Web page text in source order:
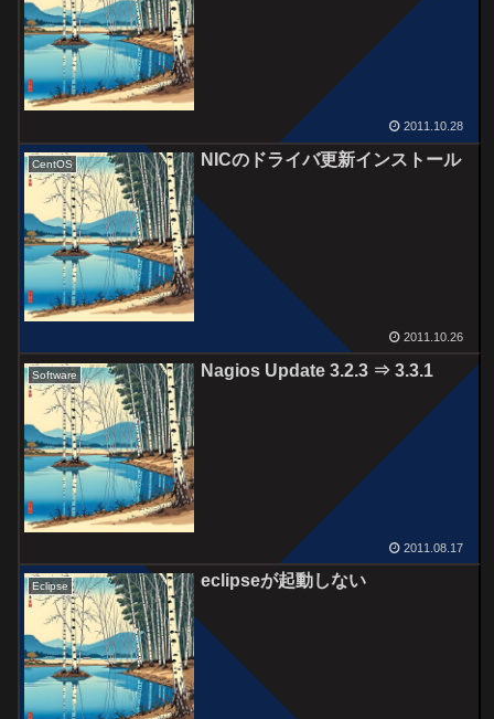
2011.10.28
CentOS NICのドライバ更新インストール
2011.10.26
Software Nagios Update 3.2.3 ⇒ 3.3.1
2011.08.17
Eclipse eclipseが起動しない